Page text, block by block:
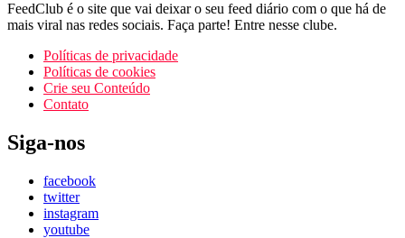
FeedClub é o site que vai deixar o seu feed diário com o que há de
mais viral nas redes sociais. Faça parte! Entre nesse clube.
Políticas de privacidade
Políticas de cookies
Crie seu Conteúdo
Contato
Siga-nos
facebook
twitter
instagram
youtube